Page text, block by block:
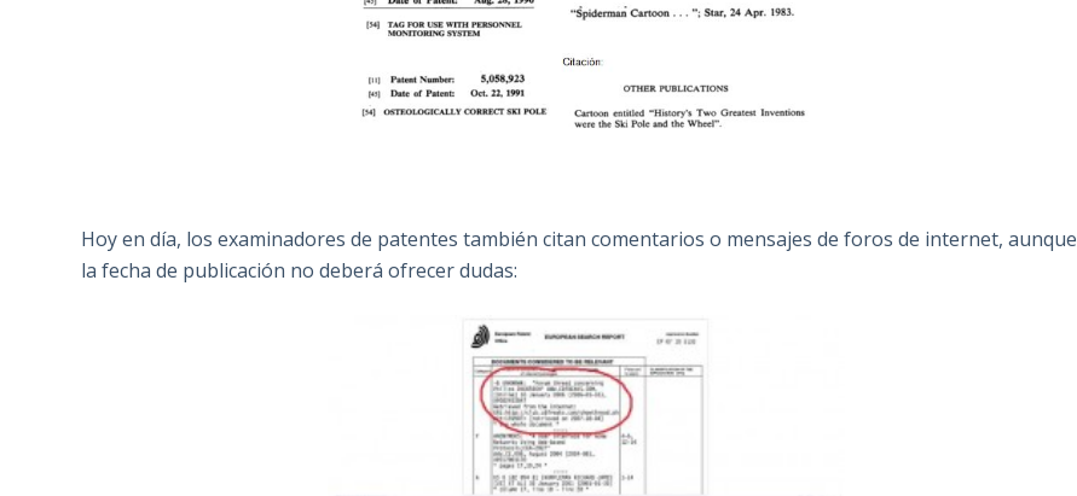
Hoy en día, los examinadores de patentes también citan comentarios o mensajes de foros de internet, aunque
la fecha de publicación no deberá ofrecer dudas: